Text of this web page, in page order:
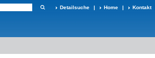
Detailsuche | Home | Kontakt